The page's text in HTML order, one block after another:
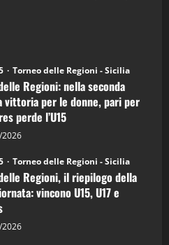
Torneo delle Regioni - Sicilia
Regioni: nella seconda
vittoria per le donne, pari per
perde l’U15
Torneo delle Regioni - Sicilia
Regioni, il riepilogo della
vincono U15, U17 e